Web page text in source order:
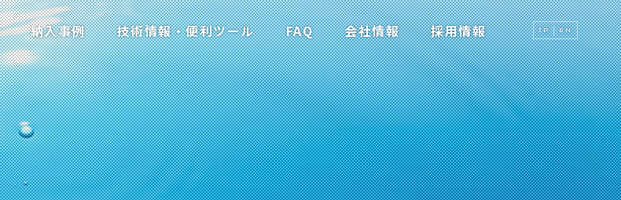
納入事例 技術情報・便利ツール FAQ 会社情報 採用情報 JP EN